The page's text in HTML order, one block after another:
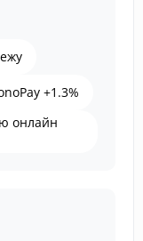
+1.3%
онлайн